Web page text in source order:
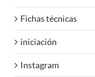
Fichas técnicas
iniciación
Instagram